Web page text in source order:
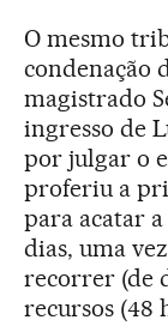
O mesmo
condenação
magistrado
ingresso de
por julgar o
proferiu a
para acatar
dias, uma
recorrer (de
recursos (48